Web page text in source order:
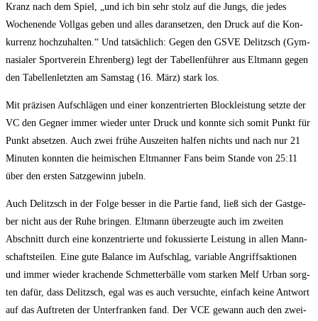
Kranz nach dem Spiel, „und ich bin sehr stolz auf die Jungs, die jedes
Wochen­en­de Voll­gas geben und alles dar­an­set­zen, den Druck auf die Kon­
kur­renz hoch­zu­hal­ten.“ Und tat­säch­lich: Gegen den GSVE Delitzsch (Gym­
na­sia­ler Sport­ver­ein Ehren­berg) legt der Tabel­len­füh­rer aus Elt­mann gegen
den Tabel­len­letz­ten am Sams­tag (16. März) stark los.
Mit prä­zi­sen Auf­schlä­gen und einer kon­zen­trier­ten Block­leis­tung setz­te der
VC den Geg­ner immer wie­der unter Druck und konn­te sich somit Punkt für
Punkt abset­zen. Auch zwei frü­he Aus­zei­ten hal­fen nichts und nach nur 21
Minu­ten konn­ten die hei­mi­schen Elt­man­ner Fans beim Stan­de von 25:11
über den ers­ten Satz­ge­winn jubeln.
Auch Delitzsch in der Fol­ge bes­ser in die Par­tie fand, ließ sich der Gast­ge­
ber nicht aus der Ruhe brin­gen. Elt­mann über­zeug­te auch im zwei­ten
Abschnitt durch eine kon­zen­trier­te und fokus­sier­te Leis­tung in allen Mann­
schafts­tei­len. Eine gute Balan­ce im Auf­schlag, varia­ble Angriffs­ak­tio­nen
und immer wie­der kra­chen­de Schmet­ter­bäl­le vom star­ken Melf Urban sorg­
ten dafür, dass Delitzsch, egal was es auch ver­such­te, ein­fach kei­ne Ant­wort
auf das Auf­tre­ten der Unter­fran­ken fand. Der VCE gewann auch den zwei­